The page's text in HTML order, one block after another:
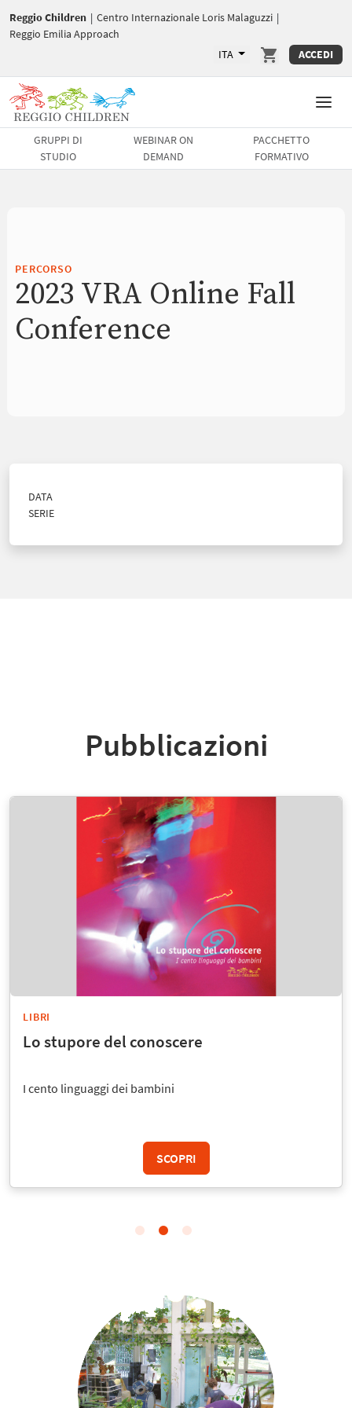
Reggio Children | Centro Internazionale Loris Malaguzzi |
Reggio Emilia Approach
ITA
ACCEDI
GRUPPI DI
STUDIO
WEBINAR ON
DEMAND
PACCHETTO
FORMATIVO
PERCORSO
2023 VRA Online Fall
Conference
DATA
SERIE
Pubblicazioni
LIBRI
Lo stupore del conoscere
I cento linguaggi dei bambini
SCOPRI